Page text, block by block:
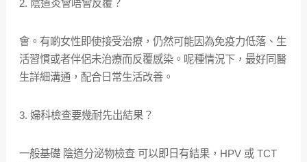
2. 陰道炎會唔會反覆？
會。有啲女性即使接受治療，仍然可能因為免疫力低落、生
活習慣或者伴侶未治療而反覆感染。呢種情況下，最好同醫
生詳細溝通，配合日常生活改善。
3. 婦科檢查要幾耐先出結果？
一般基礎 陰道分泌物檢查 可以即日有結果，HPV 或 TCT